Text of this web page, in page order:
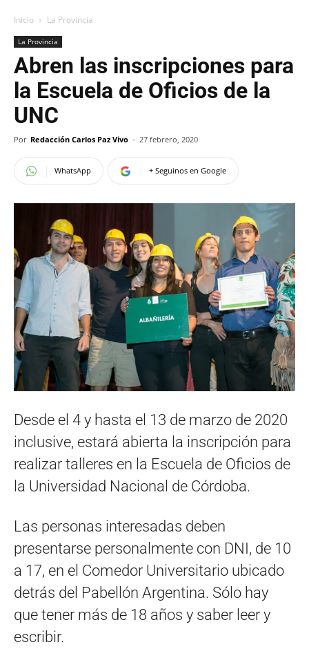
Inicio La Provincia
La Provincia
Abren las inscripciones para
la Escuela de Oficios de la
UNC
Por Redacción Carlos Paz Vivo - 27 febrero, 2020
WhatsApp + Seguinos en Google
Desde el 4 y hasta el 13 de marzo de 2020
inclusive, estará abierta la inscripción para
realizar talleres en la Escuela de Oficios de
la Universidad Nacional de Córdoba.
Las personas interesadas deben
presentarse personalmente con DNI, de 10
a 17, en el Comedor Universitario ubicado
detrás del Pabellón Argentina. Sólo hay
que tener más de 18 años y saber leer y
escribir.